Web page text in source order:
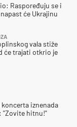
Raspoređuju se i
će Ukrajinu
vala stiže
će trajati otkrio je
iznenada
"Zovite hitnu!"